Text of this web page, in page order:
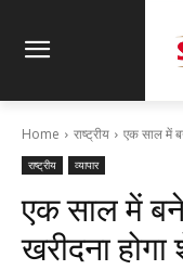
Home राष्ट्रीय एक साल में
राष्ट्रीय व्यापार
एक साल में
खरीदना होगा